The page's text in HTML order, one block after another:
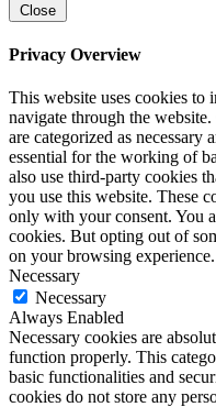
Close
Privacy Overview
This website uses cookies
navigate through the
are categorized as necessary
essential for the working of
also use third-party cookies
you use this website. These
only with your consent. You
cookies. But opting out of
on your browsing experience.
Necessary
Necessary
Always Enabled
Necessary cookies are
function properly. This
basic functionalities and
cookies do not store any